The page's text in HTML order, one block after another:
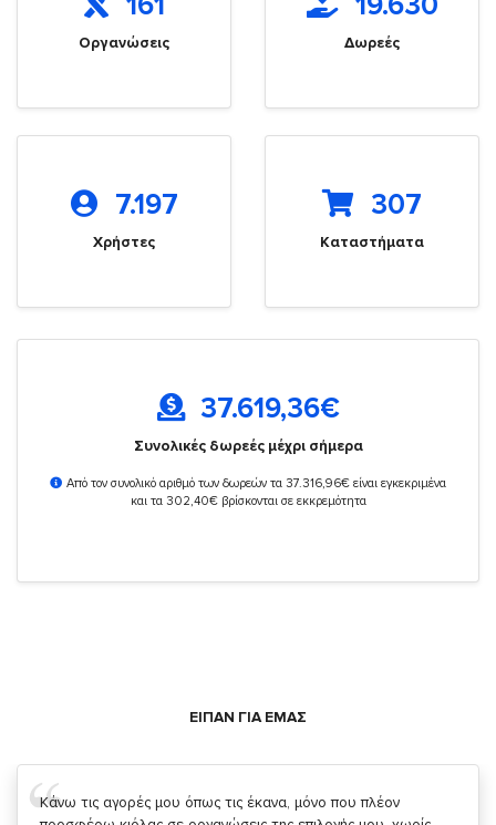
Οργανώσεις Δωρεές
7.197
Χρήστες
307
Καταστήματα
37.619,36€
Συνολικές δωρεές μέχρι σήμερα
Από τον συνολικό αριθμό των δωρεών τα 37.316,96€ είναι εγκεκριμένα
και τα 302,40€ βρίσκονται σε εκκρεμότητα
ΕΙΠΑΝ ΓΙΑ ΕΜΑΣ
Σας ευχαριστώ που μας δίνετε την δυνατότητα να κάνουμε